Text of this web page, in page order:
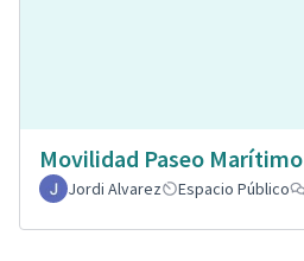
Movilidad Paseo Marítimo
Jordi Alvarez
Espacio Público